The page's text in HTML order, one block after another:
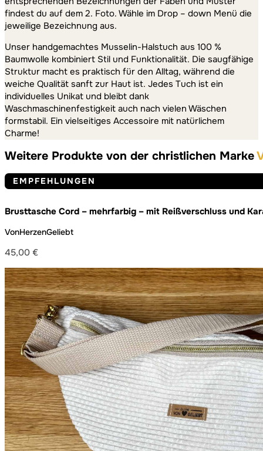
findest du auf dem 2. Foto. Wähle im Drop – down Menü die
jeweilige Bezeichnung aus.
Unser handgemachtes Musselin-Halstuch aus 100 %
Baumwolle kombiniert Stil und Funktionalität. Die saugfähige
Struktur macht es praktisch für den Alltag, während die
weiche Qualität sanft zur Haut ist. Jedes Tuch ist ein
individuelles Unikat und bleibt dank
Waschmaschinenfestigkeit auch nach vielen Wäschen
formstabil. Ein vielseitiges Accessoire mit natürlichem
Charme!
Weitere Produkte von der christlichen Marke
EMPFEHLUNGEN
Brusttasche Cord – mehrfarbig – mit Reißverschluss und
VonHerzenGeliebt
45,00 €